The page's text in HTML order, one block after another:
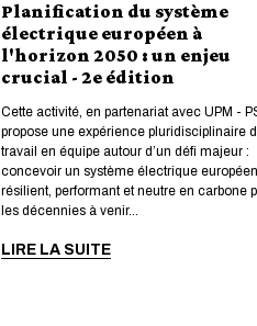
Planification du système
électrique européen à
l'horizon 2050 : un enjeu
crucial - 2e édition
Cette activité, en partenariat avec UPM -
propose une expérience pluridisciplinaire
travail en équipe autour d’un défi majeur :
concevoir un système électrique européen
résilient, performant et neutre en carbone
les décennies à venir...
LIRE LA SUITE